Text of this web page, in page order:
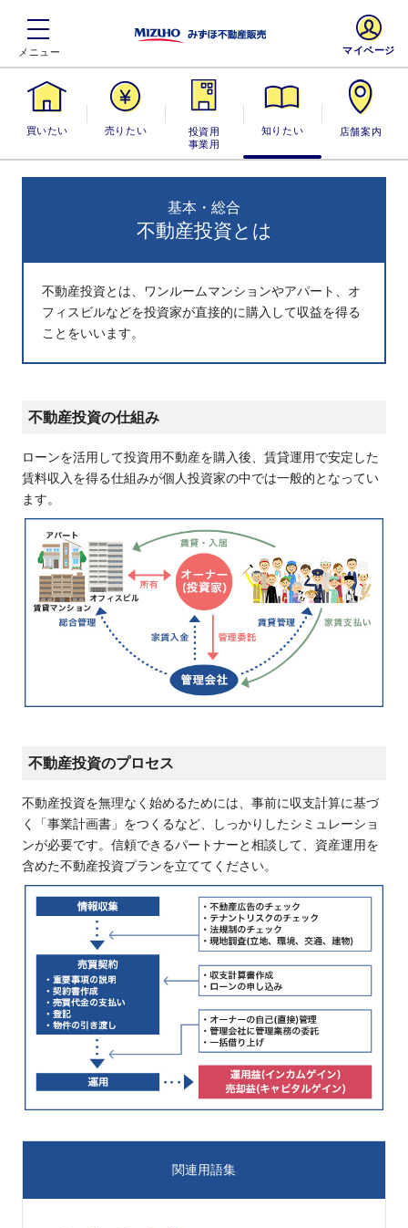
買いたい 売りたい
投資用・事業
用
知りたい 店舗案内
マイページ
基本・総合
不動産投資とは
不動産投資とは、ワンルームマンションやアパート、オ
フィスビルなどを投資家が直接的に購入して収益を得る
ことをいいます。
不動産投資の仕組み
ローンを活用して投資用不動産を購入後、賃貸運用で安定した
賃料収入を得る仕組みが個人投資家の中では一般的となってい
ます。
不動産投資のプロセス
不動産投資を無理なく始めるためには、事前に収支計算に基づ
く「事業計画書」をつくるなど、しっかりしたシミュレーショ
ンが必要です。信頼できるパートナーと相談して、資産運用を
含めた不動産投資プランを立ててください。
関連用語集